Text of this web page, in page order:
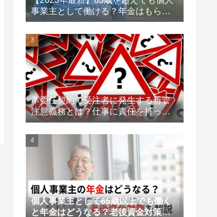
事業主として働ける？年金はもらえ
る？老後資金対策も解説！
準委任契約で受注者に発生する善管
注意義務とは？仕事に責任を持って
トラブルを未然に防ごう！
個人事業主として65歳以上でも働く
と年金はどうなる？老後資金対策も